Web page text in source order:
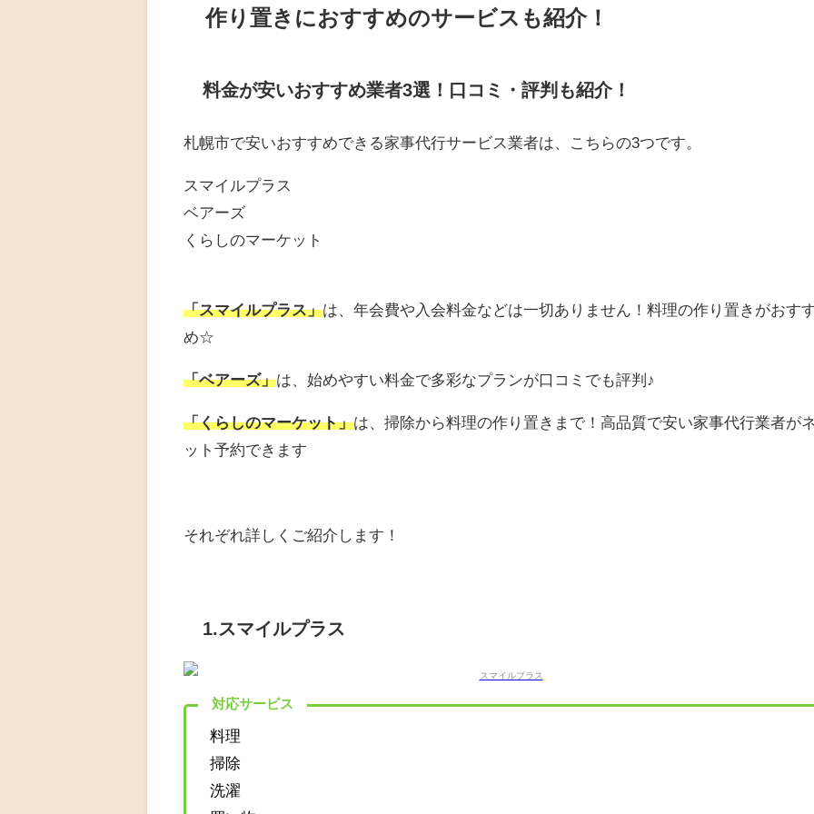
作り置きにおすすめのサービスも紹介！
料金が安いおすすめ業者3選！口コミ・評判も紹介！
札幌市で安いおすすめできる家事代行サービス業者は、こちらの3つです。
スマイルプラス
ベアーズ
くらしのマーケット
「スマイルプラス」は、年会費や入会料金などは一切ありません！料理の作り置きがおす
め☆
「ベアーズ」は、始めやすい料金で多彩なプランが口コミでも評判♪
「くらしのマーケット」は、掃除から料理の作り置きまで！高品質で安い家事代行業者が
ット予約できます
それぞれ詳しくご紹介します！
1.スマイルプラス
対応サービス
料理
掃除
洗濯